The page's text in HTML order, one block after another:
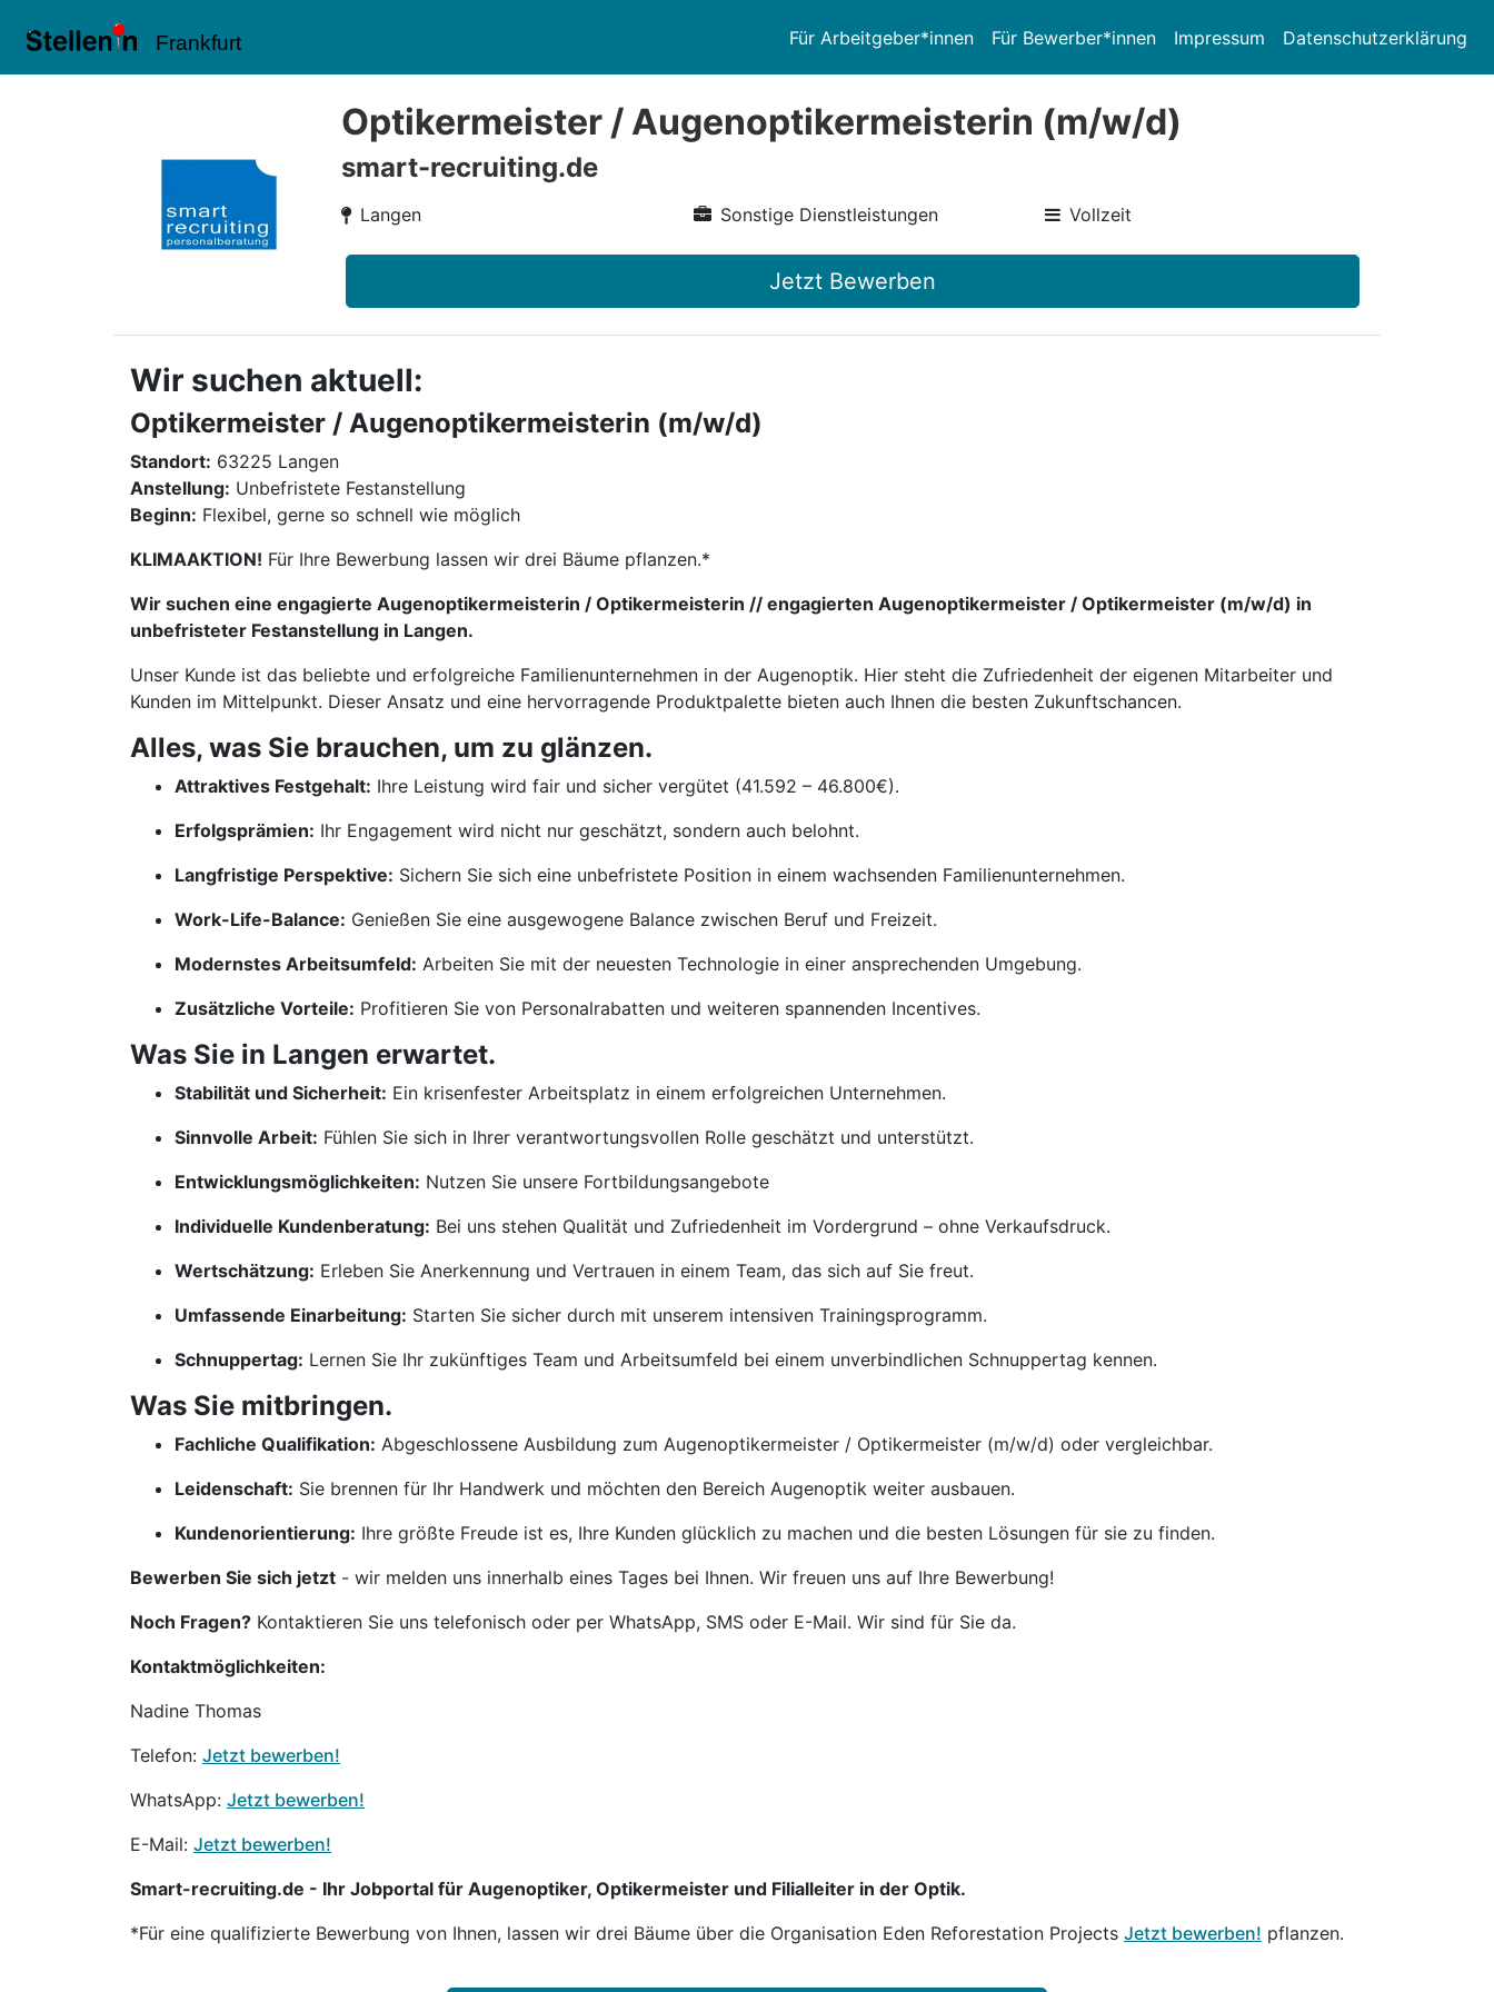
Frankfurt Für Arbeitgeber*innen Für Bewerber*innen Impressum Datenschutzerklärung
Optikermeister / Augenoptikermeisterin (m/w/d)
smart-recruiting.de
Langen Sonstige Dienstleistungen Vollzeit
Jetzt Bewerben
Wir suchen aktuell:
Optikermeister / Augenoptikermeisterin (m/w/d)
Standort: 63225 Langen
Anstellung: Unbefristete Festanstellung
Beginn: Flexibel, gerne so schnell wie möglich
KLIMAAKTION! Für Ihre Bewerbung lassen wir drei Bäume pflanzen.*
Wir suchen eine engagierte Augenoptikermeisterin / Optikermeisterin // engagierten Augenoptikermeister / Optikermeister (m/w/d) in
unbefristeter Festanstellung in Langen.
Unser Kunde ist das beliebte und erfolgreiche Familienunternehmen in der Augenoptik. Hier steht die Zufriedenheit der eigenen Mitarbeiter und
Kunden im Mittelpunkt. Dieser Ansatz und eine hervorragende Produktpalette bieten auch Ihnen die besten Zukunftschancen.
Alles, was Sie brauchen, um zu glänzen.
Attraktives Festgehalt: Ihre Leistung wird fair und sicher vergütet (41.592 – 46.800€).
Erfolgsprämien: Ihr Engagement wird nicht nur geschätzt, sondern auch belohnt.
Langfristige Perspektive: Sichern Sie sich eine unbefristete Position in einem wachsenden Familienunternehmen.
Work-Life-Balance: Genießen Sie eine ausgewogene Balance zwischen Beruf und Freizeit.
Modernstes Arbeitsumfeld: Arbeiten Sie mit der neuesten Technologie in einer ansprechenden Umgebung.
Zusätzliche Vorteile: Profitieren Sie von Personalrabatten und weiteren spannenden Incentives.
Was Sie in Langen erwartet.
Stabilität und Sicherheit: Ein krisenfester Arbeitsplatz in einem erfolgreichen Unternehmen.
Sinnvolle Arbeit: Fühlen Sie sich in Ihrer verantwortungsvollen Rolle geschätzt und unterstützt.
Entwicklungsmöglichkeiten: Nutzen Sie unsere Fortbildungsangebote
Individuelle Kundenberatung: Bei uns stehen Qualität und Zufriedenheit im Vordergrund – ohne Verkaufsdruck.
Wertschätzung: Erleben Sie Anerkennung und Vertrauen in einem Team, das sich auf Sie freut.
Umfassende Einarbeitung: Starten Sie sicher durch mit unserem intensiven Trainingsprogramm.
Schnuppertag: Lernen Sie Ihr zukünftiges Team und Arbeitsumfeld bei einem unverbindlichen Schnuppertag kennen.
Was Sie mitbringen.
Fachliche Qualifikation: Abgeschlossene Ausbildung zum Augenoptikermeister / Optikermeister (m/w/d) oder vergleichbar.
Leidenschaft: Sie brennen für Ihr Handwerk und möchten den Bereich Augenoptik weiter ausbauen.
Kundenorientierung: Ihre größte Freude ist es, Ihre Kunden glücklich zu machen und die besten Lösungen für sie zu finden.
Bewerben Sie sich jetzt - wir melden uns innerhalb eines Tages bei Ihnen. Wir freuen uns auf Ihre Bewerbung!
Noch Fragen? Kontaktieren Sie uns telefonisch oder per WhatsApp, SMS oder E-Mail. Wir sind für Sie da.
Kontaktmöglichkeiten:
Nadine Thomas
Telefon: Jetzt bewerben!
WhatsApp: Jetzt bewerben!
E-Mail: Jetzt bewerben!
Smart-recruiting.de - Ihr Jobportal für Augenoptiker, Optikermeister und Filialleiter in der Optik.
*Für eine qualifizierte Bewerbung von Ihnen, lassen wir drei Bäume über die Organisation Eden Reforestation Projects Jetzt bewerben! pflanzen.